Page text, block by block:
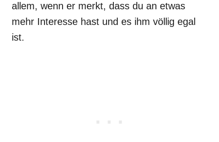
allem, wenn er merkt, dass du an etwas
mehr Interesse hast und es ihm völlig egal
ist.